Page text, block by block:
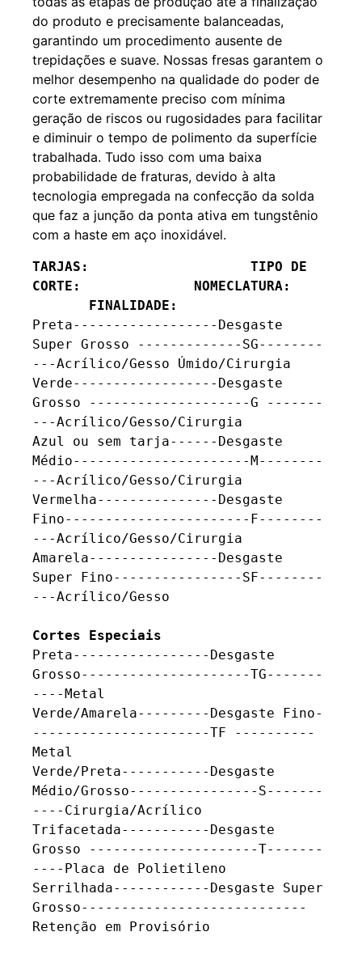
do produto e precisamente balanceadas,
garantindo um procedimento ausente de
trepidações e suave. Nossas fresas garantem o
melhor desempenho na qualidade do poder de
corte extremamente preciso com mínima
geração de riscos ou rugosidades para facilitar
e diminuir o tempo de polimento da superfície
trabalhada. Tudo isso com uma baixa
probabilidade de fraturas, devido à alta
tecnologia empregada na confecção da solda
que faz a junção da ponta ativa em tungstênio
com a haste em aço inoxidável.
TARJAS:                    TIPO DE
CORTE:              NOMECLATURA:
FINALIDADE:
Preta------------------Desgaste
Super Grosso -------------SG--------
---Acrílico/Gesso Úmido/Cirurgia
Verde------------------Desgaste
Grosso --------------------G -------
---Acrílico/Gesso/Cirurgia
Azul ou sem tarja------Desgaste
Médio----------------------M--------
---Acrílico/Gesso/Cirurgia
Vermelha---------------Desgaste
Fino-----------------------F--------
---Acrílico/Gesso/Cirurgia
Amarela----------------Desgaste
Super Fino----------------SF--------
---Acrílico/Gesso
Cortes Especiais
Preta-----------------Desgaste
Grosso---------------------TG-------
----Metal
Verde/Amarela---------Desgaste Fino-
----------------------TF ----------
Metal
Verde/Preta-----------Desgaste
Médio/Grosso----------------S-------
----Cirurgia/Acrílico
Trifacetada-----------Desgaste
Grosso ---------------------T-------
----Placa de Polietileno
Serrilhada------------Desgaste Super
Grosso----------------------------
Retenção em Provisório